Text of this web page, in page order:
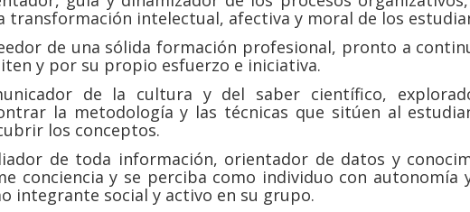
transformación intelectual, afectiva y moral de los
de una sólida formación profesional, pronto a
y por su propio esfuerzo e iniciativa.
de la cultura y del saber científico,
la metodología y las técnicas que sitúen al
los conceptos.
de toda información, orientador de datos y
conciencia y se perciba como individuo con autonomía
integrante social y activo en su grupo.